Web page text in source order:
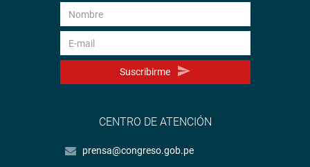
Suscribirme
CENTRO DE ATENCIÓN
prensa@congreso.gob.pe